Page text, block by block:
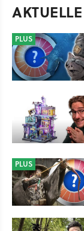
PLUS
PLUS